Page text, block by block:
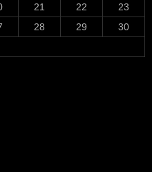
21 22
23
28 29
30